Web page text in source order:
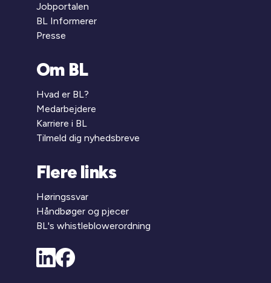
Jobportalen
BL Informerer
Presse
Om BL
Hvad er BL?
Medarbejdere
Karriere i BL
Tilmeld dig nyhedsbreve
Flere links
Høringssvar
Håndbøger og pjecer
BL's whistleblowerordning